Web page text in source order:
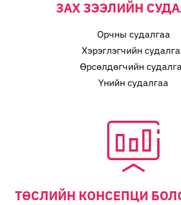
ЗАХ ЗЭЭЛИЙН
Орчны судалгаа
Хэрэглэгчийн
Өрсөлдөгчийн
Үнийн судалгаа
ТӨСЛИЙН КОНСЕПЦИ